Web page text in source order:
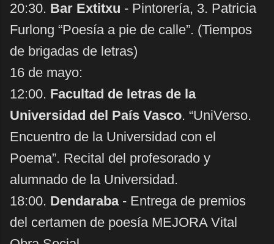
20:30. Bar Extitxu - Pintorería, 3. Patricia
Furlong “Poesía a pie de calle”. (Tiempos
de brigadas de letras)
16 de mayo:
12:00. Facultad de letras de la
Universidad del País Vasco. “UniVerso.
Encuentro de la Universidad con el
Poema”. Recital del profesorado y
alumnado de la Universidad.
18:00. Dendaraba- Entrega de premios
del certamen de poesía MEJORA Vital